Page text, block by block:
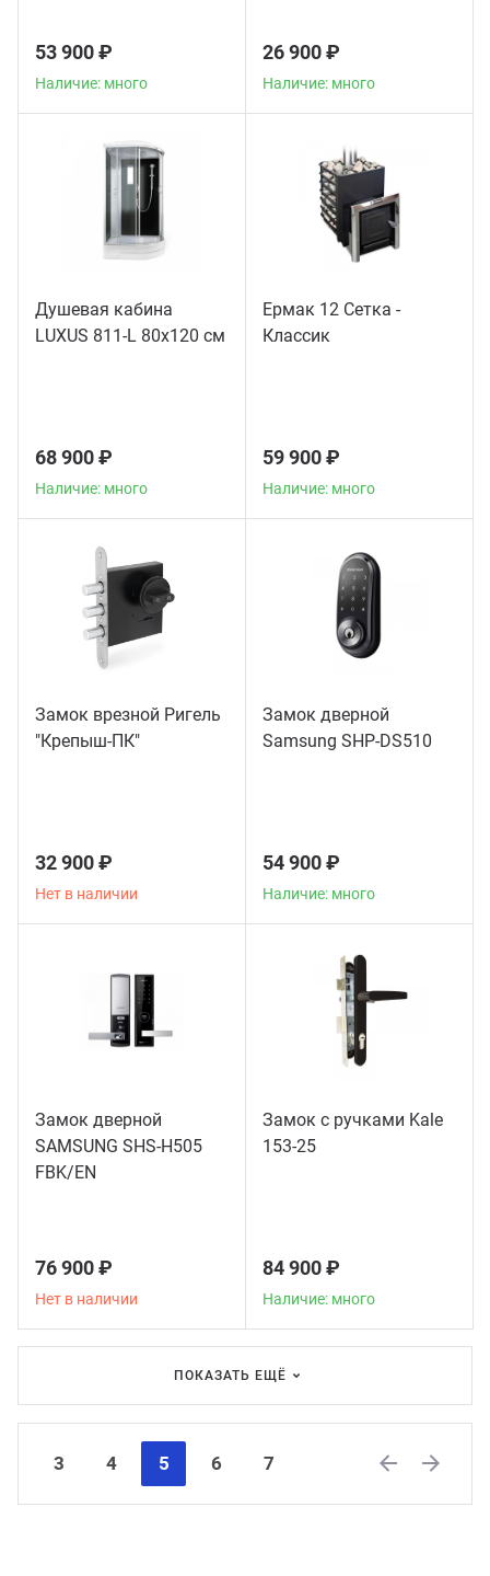
53 900 ₽
Наличие: много
26 900 ₽
Наличие: много
Душевая кабина
LUXUS 811-L 80х120 см
68 900 ₽
Наличие: много
Ермак 12 Сетка -
Классик
59 900 ₽
Наличие: много
Замок врезной Ригель
"Крепыш-ПК"
32 900 ₽
Нет в наличии
Замок дверной
Samsung SHP-DS510
54 900 ₽
Наличие: много
Замок дверной
SAMSUNG SHS-H505
FBK/EN
76 900 ₽
Нет в наличии
Замок с ручками Kale
153-25
84 900 ₽
Наличие: много
ПОКАЗАТЬ ЕЩЁ
3 4 5 6
7